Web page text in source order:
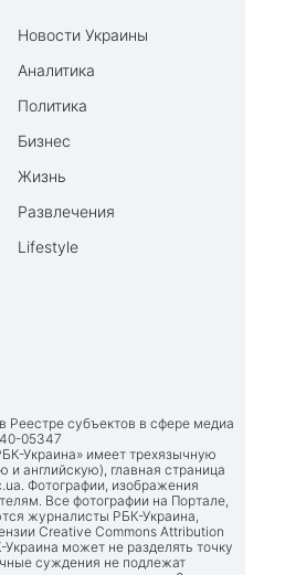
Новости Украины
Аналитика
Политика
Бизнес
Жизнь
Развлечения
Lifestyle
Реестре субъектов в сфере медиа
05347
Украина» имеет трехязычную
английскую), главная страница
. Фотографии, изображения
Все фотографии на Портале,
журналисты РБК-Украина,
Creative Commons Attribution
может не разделять точку
суждения не подлежат